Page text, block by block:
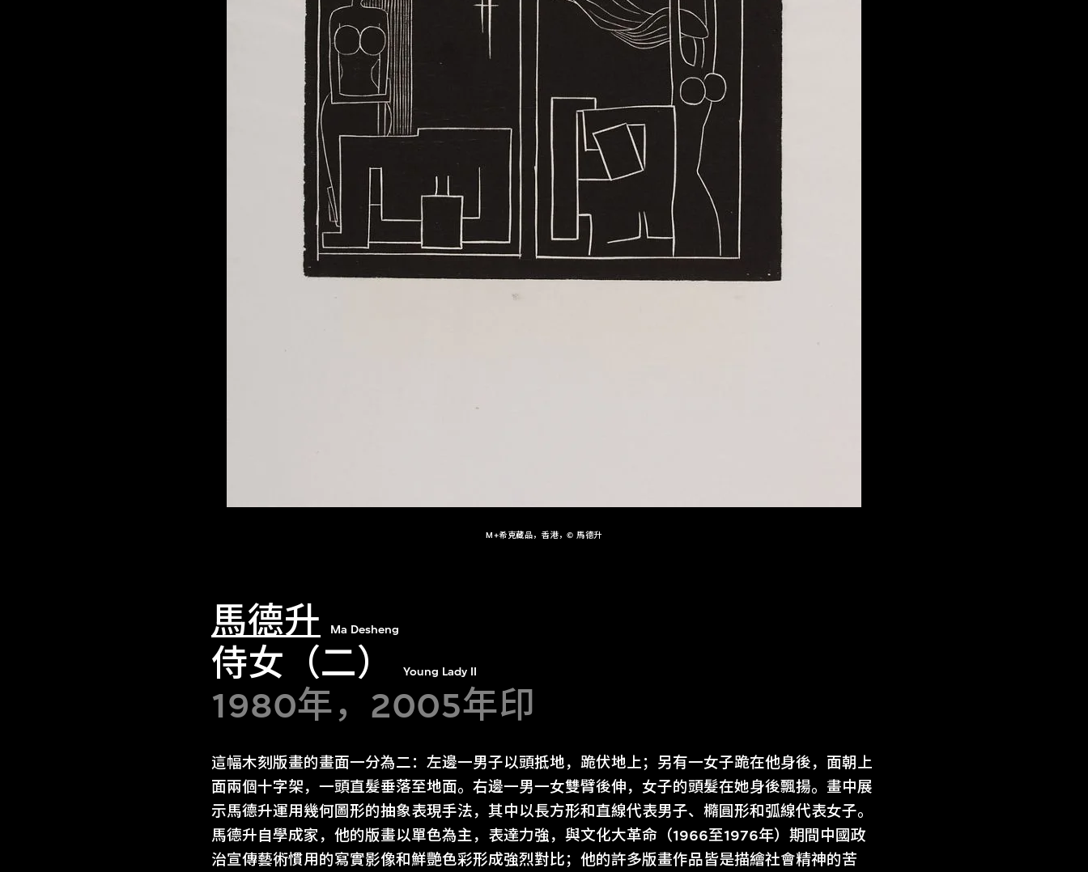
M+希克藏品，香港，© 馬德升
馬德升 Ma Desheng
侍女（二） Young Lady II
1980年，2005年印
這幅木刻版畫的畫面一分為二：左邊一男子以頭抵地，跪伏地上；另有一女子跪在他身後，面朝上
面兩個十字架，一頭直髮垂落至地面。右邊一男一女雙臂後伸，女子的頭髮在她身後飄揚。畫中展
示馬德升運用幾何圖形的抽象表現手法，其中以長方形和直線代表男子、橢圓形和弧線代表女子。
馬德升自學成家，他的版畫以單色為主，表達力強，與文化大革命（1966至1976年）期間中國政
治宣傳藝術慣用的寫實影像和鮮艷色彩形成強烈對比；他的許多版畫作品皆是描繪社會精神的苦